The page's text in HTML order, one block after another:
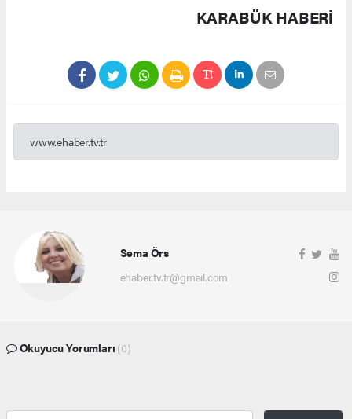
KARABÜK HABERİ
www.ehaber.tv.tr
Sema Örs
ehaber.tv.tr@gmail.com
Okuyucu Yorumları (0)